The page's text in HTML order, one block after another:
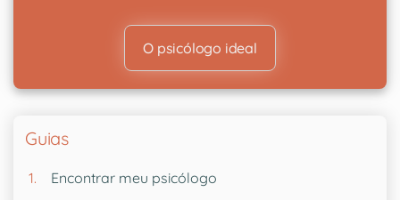
O psicólogo ideal
Guias
Encontrar meu psicólogo